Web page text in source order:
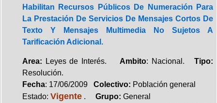
Habilitan Recursos Públicos De Numeración Para
La Prestación De Servicios De Mensajes Cortos De
Texto Y Mensajes Multimedia No Sujetos A
Tarificación Adicional.
Area: Leyes de Interés. Ambito: Nacional.Tipo:
Resolución.
Fecha: 17/06/2009 Colectivo: Población general
Estado: Vigente . Grupo: General